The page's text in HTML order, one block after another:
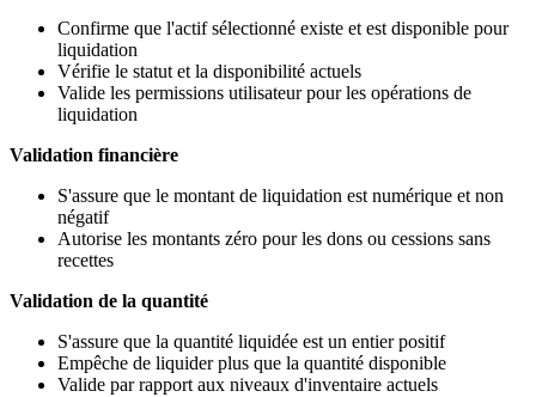
Confirme que l'actif sélectionné existe et est disponible pour
liquidation
Vérifie le statut et la disponibilité actuels
Valide les permissions utilisateur pour les opérations de
liquidation
Validation financière
S'assure que le montant de liquidation est numérique et non
négatif
Autorise les montants zéro pour les dons ou cessions sans
recettes
Validation de la quantité
S'assure que la quantité liquidée est un entier positif
Empêche de liquider plus que la quantité disponible
Valide par rapport aux niveaux d'inventaire actuels